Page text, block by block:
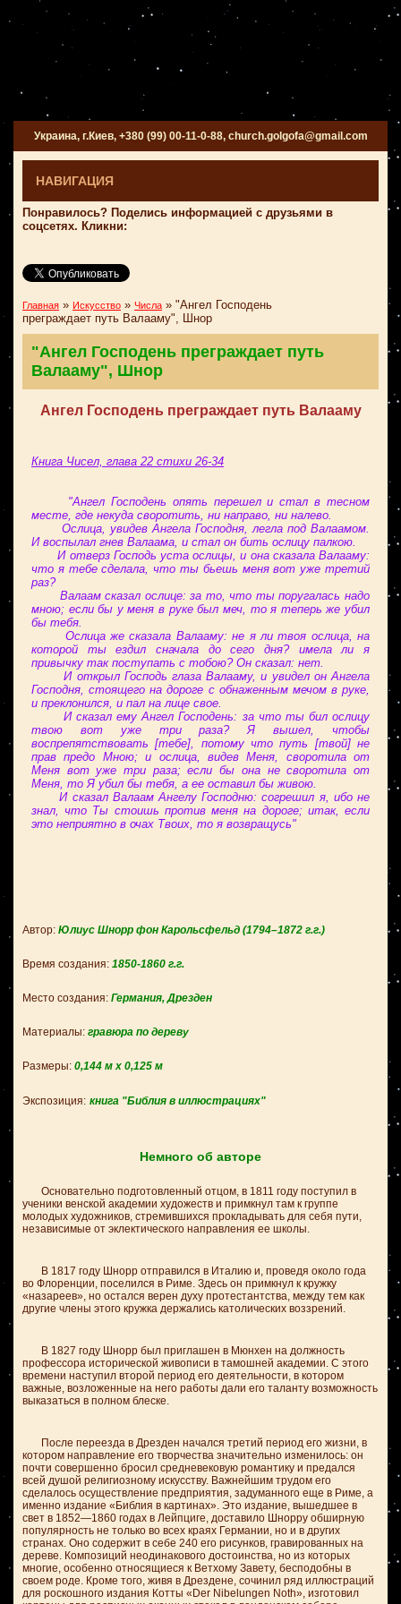
Украина, г.Киев, +380 (99) 00-11-0-88, church.golgofa@gmail.com
НАВИГАЦИЯ
Понравилось? Поделись информацией с друзьями в
соцсетях. Кликни:
Главная » Искусство » Числа » "Ангел Господень
преграждает путь Валааму", Шнор
"Ангел Господень преграждает путь
Валааму", Шнор
Ангел Господень преграждает путь Валааму
Книга Чисел, глава 22 стихи 26-34
"Ангел Господень опять перешел и стал в тесном
месте, где некуда своротить, ни направо, ни налево.
Ослица, увидев Ангела Господня, легла под Валаамом.
И воспылал гнев Валаама, и стал он бить ослицу палкою.
И отверз Господь уста ослицы, и она сказала Валааму:
что я тебе сделала, что ты бьешь меня вот уже третий
раз?
Валаам сказал ослице: за то, что ты поругалась надо
мною; если бы у меня в руке был меч, то я теперь же убил
бы тебя.
Ослица же сказала Валааму: не я ли твоя ослица, на
которой ты ездил сначала до сего дня? имела ли я
привычку так поступать с тобою? Он сказал: нет.
И открыл Господь глаза Валааму, и увидел он Ангела
Господня, стоящего на дороге с обнаженным мечом в руке,
и преклонился, и пал на лице свое.
И сказал ему Ангел Господень: за что ты бил ослицу
твою вот уже три раза? Я вышел, чтобы
воспрепятствовать [тебе], потому что путь [твой] не
прав предо Мною; и ослица, видев Меня, своротила от
Меня вот уже три раза; если бы она не своротила от
Меня, то Я убил бы тебя, а ее оставил бы живою.
И сказал Валаам Ангелу Господню: согрешил я, ибо не
знал, что Ты стоишь против меня на дороге; итак, если
это неприятно в очах Твоих, то я возвращусь"
Автор: Юлиус Шнорр фон Карольсфельд (1794–1872 г.г.)
Время создания: 1850-1860 г.г.
Место создания: Германия, Дрезден
Материалы: гравюра по дереву
Размеры: 0,144 м х 0,125 м
Экспозиция: книга "Библия в иллюстрациях"
Немного об авторе
Основательно подготовленный отцом, в 1811 году поступил в
ученики венской академии художеств и примкнул там к группе
молодых художников, стремившихся прокладывать для себя пути,
независимые от эклектического направления ее школы.
В 1817 году Шнорр отправился в Италию и, проведя около года
во Флоренции, поселился в Риме. Здесь он примкнул к кружку
«назареев», но остался верен духу протестантства, между тем как
другие члены этого кружка держались католических воззрений.
В 1827 году Шнорр был приглашен в Мюнхен на должность
профессора исторической живописи в тамошней академии. С этого
времени наступил второй период его деятельности, в котором
важные, возложенные на него работы дали его таланту возможность
выказаться в полном блеске.
После переезда в Дрезден начался третий период его жизни, в
котором направление его творчества значительно изменилось: он
почти совершенно бросил средневековую романтику и предался
всей душой религиозному искусству. Важнейшим трудом его
сделалось осуществление предприятия, задуманного еще в Риме, а
именно издание «Библия в картинах». Это издание, вышедшее в
свет в 1852—1860 годах в Лейпциге, доставило Шнорру обширную
популярность не только во всех краях Германии, но и в других
странах. Оно содержит в себе 240 его рисунков, гравированных на
дереве. Композиций неодинакового достоинства, но из которых
многие, особенно относящиеся к Ветхому Завету, бесподобны в
своем роде. Кроме того, живя в Дрездене, сочинил ряд иллюстраций
для роскошного издания Котты «Der Nibelungen Noth», изготовил